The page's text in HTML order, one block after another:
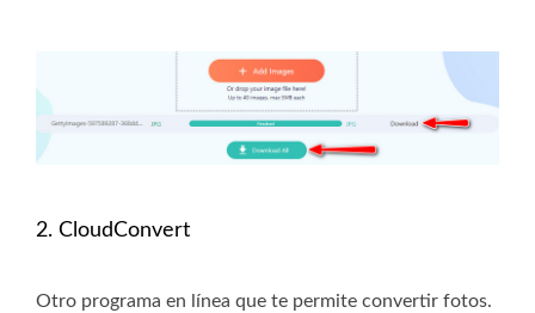
2. CloudConvert
Otro programa en línea que te permite convertir fotos.